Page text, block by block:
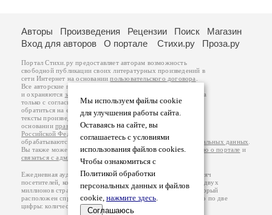
Мы используем файлы cookie
для улучшения работы сайта.
Оставаясь на сайте, вы
соглашаетесь с условиями
использования файлов cookies.
Чтобы ознакомиться с
Политикой обработки
персональных данных и файлов
cookie, нажмите здесь.
Соглашаюсь
Авторы Произведения Рецензии Поиск
Магазин
Вход для авторов
О портале Стихи.ру Проза.ру
Портал Стихи.ру предоставляет авторам возможность
свободной публикации своих литературных произведений в
сети Интернет на основаниипользовательского договора
Все авторские права на произведения принадлежат авторам
и охраняются законом
. Перепечатка произведений возможна
только с согласия его автора, к которому вы можете
обратиться на его авторской странице. Ответственность за
тексты произведений авторы несут самостоятельно на
основанииправил публикацииизаконодательства
Российской Федерации
обрабатываются на основанииПолитики обработки персональных данных
Вы также можете посмотреть более подробнуюинформацию о портале и
связаться с администрацией
Ежедневная аудитория портала Стихи.ру – порядка 200 тысяч
посетителей, которые в общей сумме просматривают более двух
миллионов страниц по данным счетчика посещаемости, который
расположен справа от этого текста. В каждой графе указано по две
цифры: количество просмотров и количество посетителей.